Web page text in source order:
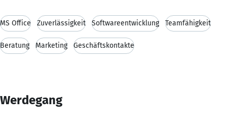
MS Office Zuverlässigkeit Softwareentwicklung Teamfähigkeit
Beratung Marketing Geschäftskontakte
Werdegang